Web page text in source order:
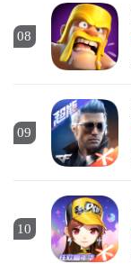
08
09
10